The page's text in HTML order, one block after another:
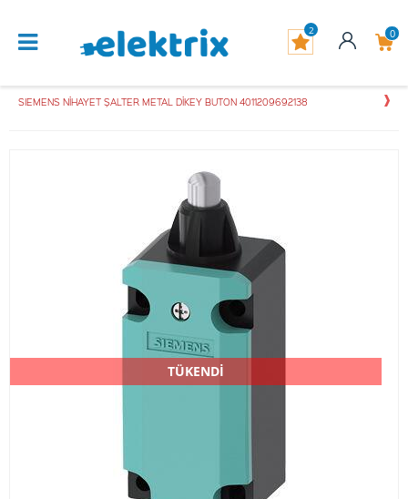
0
2
SIEMENS NİHAYET ŞALTER METAL DİKEY BUTON 4011209692138
TÜKENDİ